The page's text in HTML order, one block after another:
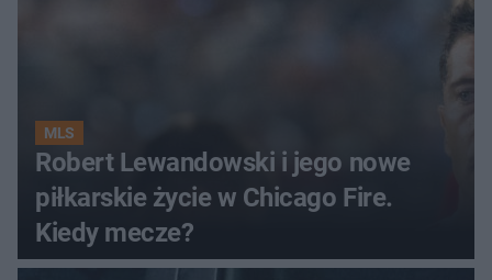
MLS
Robert Lewandowski i jego nowe
piłkarskie życie w Chicago Fire.
Kiedy mecze?